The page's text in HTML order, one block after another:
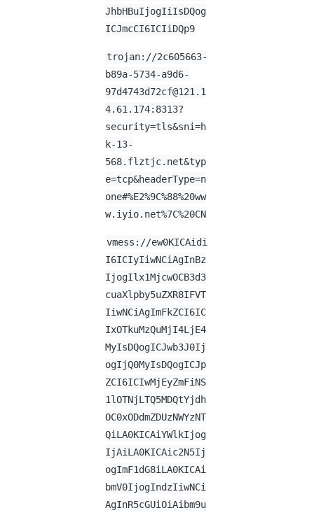
JhbHBuIjogIiIsDQog
ICJmcCI6ICIiDQp9
trojan://2c605663-
b89a-5734-a9d6-
97d4743d72cf@121.1
4.61.174:8313?
security=tls&sni=h
k-13-
568.flztjc.net&typ
e=tcp&headerType=n
one#%E2%9C%88%20ww
w.iyio.net%7C%20CN
vmess://ew0KICAidi
I6ICIyIiwNCiAgInBz
IjogIlx1MjcwOCB3d3
cuaXlpby5uZXR8IFVT
IiwNCiAgImFkZCI6IC
IxOTkuMzQuMjI4LjE4
MyIsDQogICJwb3J0Ij
ogIjQ0MyIsDQogICJp
ZCI6ICIwMjEyZmFiNS
1lOTNjLTQ5MDQtYjdh
OC0xODdmZDUzNWYzNT
QiLA0KICAiYWlkIjog
IjAiLA0KICAic2N5Ij
ogImF1dG8iLA0KICAi
bmV0IjogIndzIiwNCi
AgInR5cGUiOiAibm9u